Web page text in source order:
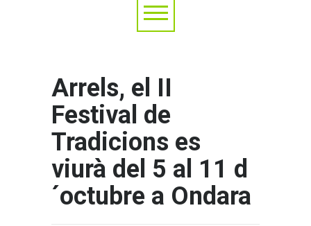
Arrels, el II
Festival de
Tradicions es
viurà del 5 al 11 d
´octubre a Ondara